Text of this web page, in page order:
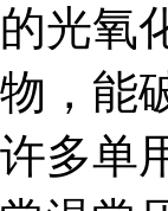
光氧
，能
多单